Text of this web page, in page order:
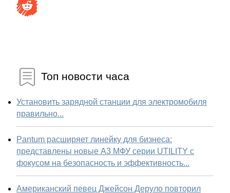
Топ новости часа
Установить зарядной станции для электромобиля
правильно...
Pantum расширяет линейку для бизнеса:
представлены новые А3 МФУ серии UTILITY с
фокусом на безопасность и эффективность...
Американский певец Джейсон Деруло повторил